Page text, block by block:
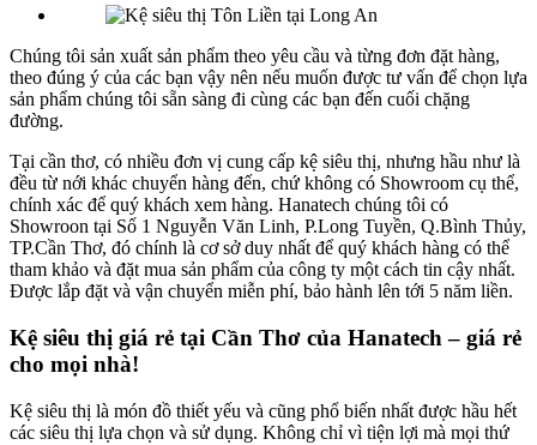
Chúng tôi sản xuất sản phẩm theo yêu cầu và từng đơn đặt hàng,
theo đúng ý của các bạn vậy nên nếu muốn được tư vấn để chọn lựa
sản phẩm chúng tôi sẵn sàng đi cùng các bạn đến cuối chặng
đường.
Tại cần thơ, có nhiều đơn vị cung cấp kệ siêu thị, nhưng hầu như là
đều từ nới khác chuyển hàng đến, chứ không có Showroom cụ thể,
chính xác để quý khách xem hàng. Hanatech chúng tôi có
Showroon tại Số 1 Nguyễn Văn Linh, P.Long Tuyền, Q.Bình Thủy,
TP.Cần Thơ, đó chính là cơ sở duy nhất để quý khách hàng có thể
tham khảo và đặt mua sản phẩm của công ty một cách tin cậy nhất.
Được lắp đặt và vận chuyển miễn phí, bảo hành lên tới 5 năm liền.
Kệ siêu thị giá rẻ tại Cần Thơ của Hanatech – giá rẻ
cho mọi nhà!
Kệ siêu thị là món đồ thiết yếu và cũng phổ biến nhất được hầu hết
các siêu thị lựa chọn và sử dụng. Không chỉ vì tiện lợi mà mọi thứ